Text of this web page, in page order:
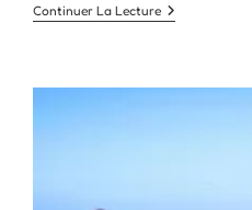
Continuer La LectureTout
Savoir